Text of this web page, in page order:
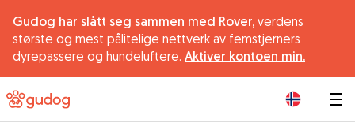
Gudog har slått seg sammen med Rover, verdens
største og mest pålitelige nettverk av femstjerners
dyrepassere og hundeluftere. Aktiver kontoen min.